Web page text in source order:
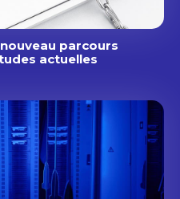
parcours
actuelles